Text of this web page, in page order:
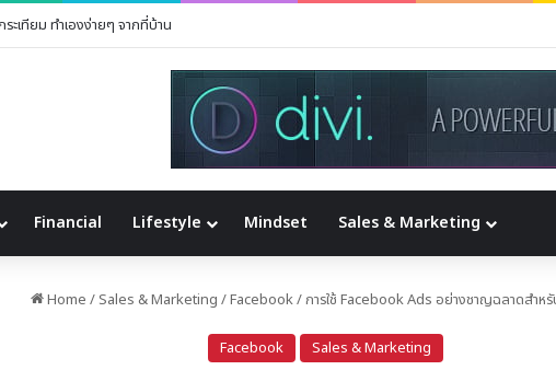
เมินผลการตลาด Instagram ด้วยเครื่องมือ Analytics
Financial Lifestyle Mindset Sales & Marketing
Home / Sales & Marketing /Facebook/การใช้ Facebook Ads อย่างชาญฉลาดสำห
Facebook Sales & Marketing